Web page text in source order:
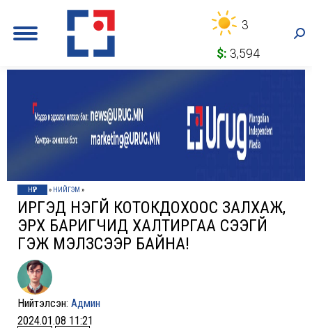
3
$: 3,594
НҮҮР » НИЙГЭМ »
ИРГЭД ҮНЭГҮЙ КОТОКДОХООС ЗАЛХАЖ,
ЭРХ БАРИГЧИД ХАЛТИРГАА ҮҮСЭЭГҮЙ
ГЭЖ МЭЛЗСЭЭР БАЙНА!
Нийтэлсэн: Админ
2024.01.08 11:21